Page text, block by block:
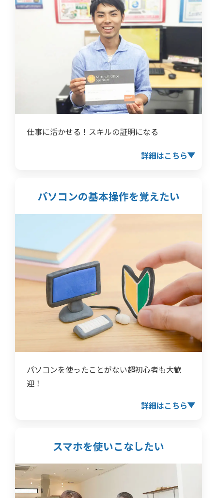
仕事に活かせる！スキルの証明になる
詳細はこちら
パソコンの基本操作を覚えたい
パソコンを使ったことがない超初心者も大歓
迎！
詳細はこちら
スマホを使いこなしたい